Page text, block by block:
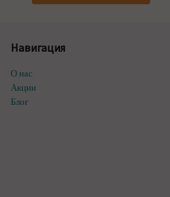
Навигация
О нас
Акции
Блог